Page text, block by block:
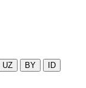
UZ BY ID